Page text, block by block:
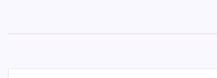
content